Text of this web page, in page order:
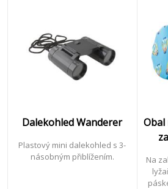
Dalekohled Wanderer
Plastový mini dalekohled s 3-
násobným přiblížením.
Obal
Na